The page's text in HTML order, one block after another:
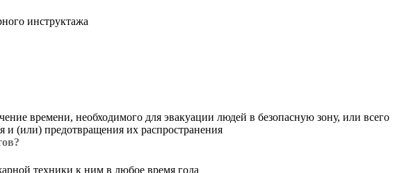
инструктажа
времени, необходимого для эвакуации людей в безопасную зону, или всего
и (или) предотвращения их распространения
техники к ним в любое время года